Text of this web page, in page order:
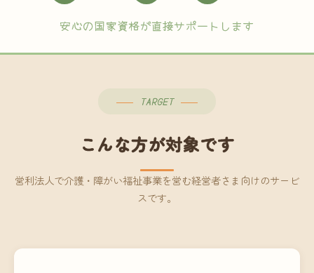
安心の国家資格が直接サポートします
TARGET
こんな方が対象です
営利法人で介護・障がい福祉事業を営む経営者さま向けのサービ
スです。